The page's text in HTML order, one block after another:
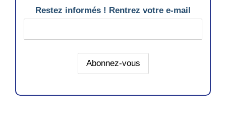
Restez informés ! Rentrez votre e-mail